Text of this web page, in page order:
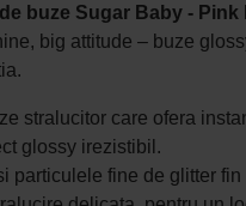
buze Sugar Baby - Pink
big attitude – buze
stralucitor care ofera
glossy irezistibil.
particulele fine de glitter fin